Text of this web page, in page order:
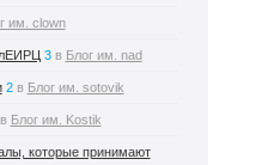
им. clown
3в Блог им. nad
2в Блог им. sotovik
Блог им. Kostik
которые принимают